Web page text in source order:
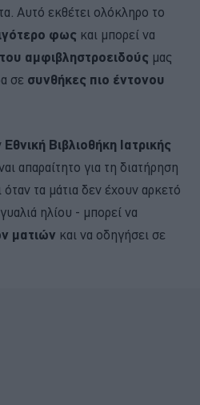
Αυτό εκθέτει ολόκληρο το
φως και μπορεί να
αμφιβληστροειδούς μας
σε συνθήκες πιο έντονου
Εθνική Βιβλιοθήκη Ιατρικής
απαραίτητο για τη διατήρηση
τα μάτια δεν έχουν αρκετό
ηλίου - μπορεί να
ματιών και να οδηγήσει σε